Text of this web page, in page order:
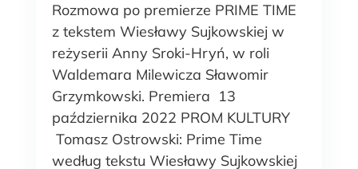
Rozmowa po premierze PRIME TIME
z tekstem Wiesławy Sujkowskiej w
reżyserii Anny Sroki-Hryń, w roli
Waldemara Milewicza Sławomir
Grzymkowski. Premiera 13
października 2022 PROM KULTURY
Tomasz Ostrowski: Prime Time
według tekstu Wiesławy Sujkowskiej